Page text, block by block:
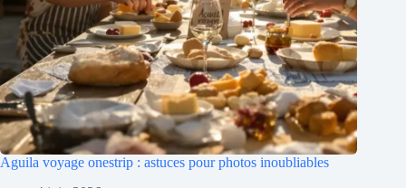
Aguila voyage onestrip : astuces pour photos inoubliables